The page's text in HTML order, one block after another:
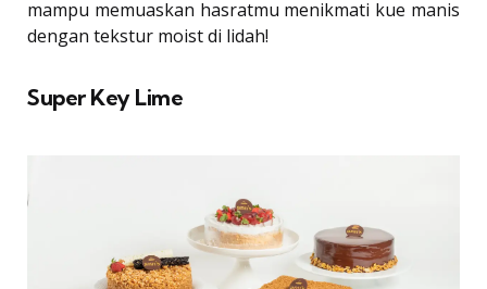
mampu memuaskan hasratmu menikmati kue manis
dengan tekstur moist di lidah!
Super Key Lime